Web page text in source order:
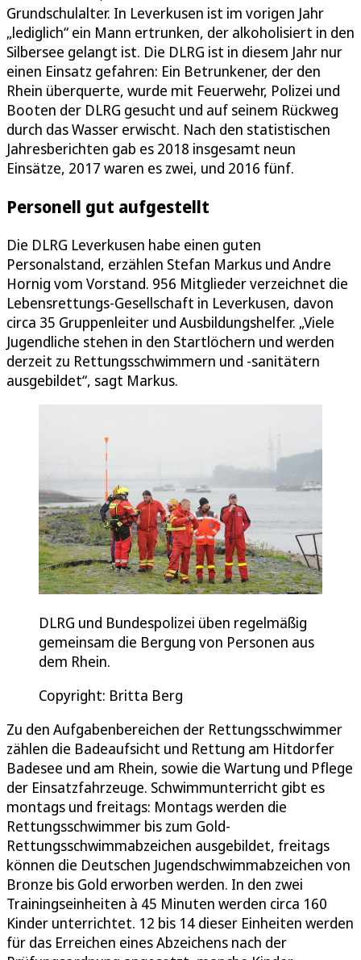
Grundschulalter. In Leverkusen ist im vorigen Jahr
„lediglich“ ein Mann ertrunken, der alkoholisiert in den
Silbersee gelangt ist. Die DLRG ist in diesem Jahr nur
einen Einsatz gefahren: Ein Betrunkener, der den
Rhein überquerte, wurde mit Feuerwehr, Polizei und
Booten der DLRG gesucht und auf seinem Rückweg
durch das Wasser erwischt. Nach den statistischen
Jahresberichten gab es 2018 insgesamt neun
Einsätze, 2017 waren es zwei, und 2016 fünf.
Personell gut aufgestellt
Die DLRG Leverkusen habe einen guten
Personalstand, erzählen Stefan Markus und Andre
Hornig vom Vorstand. 956 Mitglieder verzeichnet die
Lebensrettungs-Gesellschaft in Leverkusen, davon
circa 35 Gruppenleiter und Ausbildungshelfer. „Viele
Jugendliche stehen in den Startlöchern und werden
derzeit zu Rettungsschwimmern und -sanitätern
ausgebildet“, sagt Markus.
DLRG und Bundespolizei üben regelmäßig
gemeinsam die Bergung von Personen aus
dem Rhein.
Copyright: Britta Berg
Zu den Aufgabenbereichen der Rettungsschwimmer
zählen die Badeaufsicht und Rettung am Hitdorfer
Badesee und am Rhein, sowie die Wartung und Pflege
der Einsatzfahrzeuge. Schwimmunterricht gibt es
montags und freitags: Montags werden die
Rettungsschwimmer bis zum Gold-
Rettungsschwimmabzeichen ausgebildet, freitags
können die Deutschen Jugendschwimmabzeichen von
Bronze bis Gold erworben werden. In den zwei
Trainingseinheiten à 45 Minuten werden circa 160
Kinder unterrichtet. 12 bis 14 dieser Einheiten werden
für das Erreichen eines Abzeichens nach der